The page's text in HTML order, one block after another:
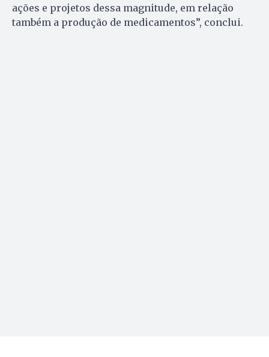
ações e projetos dessa magnitude, em relação
também a produção de medicamentos”, conclui.